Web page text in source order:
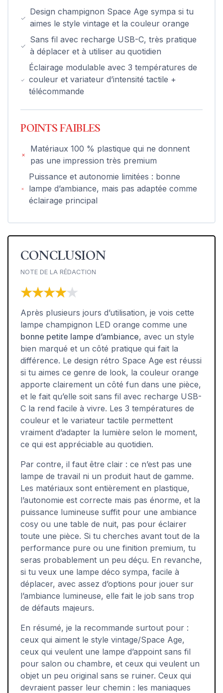
Design champignon Space Age sympa si tu
aimes le style vintage et la couleur orange
Sans fil avec recharge USB-C, très pratique
à déplacer et à utiliser au quotidien
Éclairage modulable avec 3 températures de
couleur et variateur d’intensité tactile +
télécommande
POINTS FAIBLES
Matériaux 100 % plastique qui ne donnent
pas une impression très premium
Puissance et autonomie limitées : bonne
lampe d’ambiance, mais pas adaptée comme
éclairage principal
CONCLUSION
NOTE DE LA RÉDACTION
★★★★★
★★★★★
Après plusieurs jours d’utilisation, je vois cette
lampe champignon LED orange comme une
bonne petite lampe d’ambiance, avec un style
bien marqué et un côté pratique qui fait la
différence. Le design rétro Space Age est réussi
si tu aimes ce genre de look, la couleur orange
apporte clairement un côté fun dans une pièce,
et le fait qu’elle soit sans fil avec recharge USB-
C la rend facile à vivre. Les 3 températures de
couleur et le variateur tactile permettent
vraiment d’adapter la lumière selon le moment,
ce qui est appréciable au quotidien.
Par contre, il faut être clair : ce n’est pas une
lampe de travail ni un produit haut de gamme.
Les matériaux sont entièrement en plastique,
l’autonomie est correcte mais pas énorme, et la
puissance lumineuse suffit pour une ambiance
cosy ou une table de nuit, pas pour éclairer
toute une pièce. Si tu cherches avant tout de la
performance pure ou une finition premium, tu
seras probablement un peu déçu. En revanche,
si tu veux une lampe déco sympa, facile à
déplacer, avec assez d’options pour jouer sur
l’ambiance lumineuse, elle fait le job sans trop
de défauts majeurs.
En résumé, je la recommande surtout pour :
ceux qui aiment le style vintage/Space Age,
ceux qui veulent une lampe d’appoint sans fil
pour salon ou chambre, et ceux qui veulent un
objet un peu original sans se ruiner. Ceux qui
devraient passer leur chemin : les maniaques